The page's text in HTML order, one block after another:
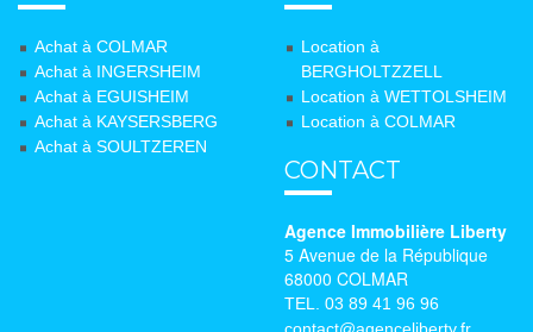
Achat à COLMAR
Achat à INGERSHEIM
Achat à EGUISHEIM
Achat à KAYSERSBERG
Achat à SOULTZEREN
Location à
BERGHOLTZZELL
Location à WETTOLSHEIM
Location à COLMAR
CONTACT
Agence Immobilière Liberty
5 Avenue de la République
68000 COLMAR
TEL. 03 89 41 96 96
contact@agenceliberty.fr